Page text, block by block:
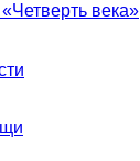
века»